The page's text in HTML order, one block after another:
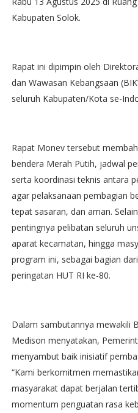
Kabupaten Solok.
Rapat ini dipimpin oleh
dan Wawasan Kebangsaan
seluruh Kabupaten/Kota se-
Rapat Monev tersebut
bendera Merah Putih, jadwal
serta koordinasi teknis antara
agar pelaksanaan pembagian
tepat sasaran, dan aman.
pentingnya pelibatan seluruh
aparat kecamatan, hingga
program ini, sebagai bagian
peringatan HUT RI ke-80.
Dalam sambutannya mewakili
Medison menyatakan,
menyambut baik inisiatif
“Kami berkomitmen
masyarakat dapat berjalan
momentum penguatan rasa